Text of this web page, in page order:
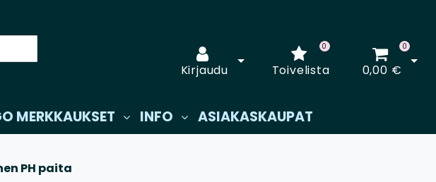
Kirjaudu
Avaa kirjautuminen
Toivelista
0 0
0,00 €
MERKKAUKSET INFO ASIAKASKAUPAT
PH paita